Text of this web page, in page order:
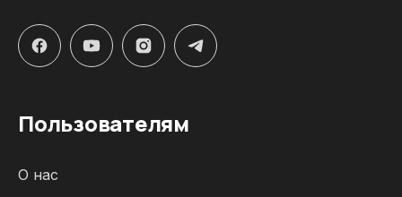
Пользователям
О нас